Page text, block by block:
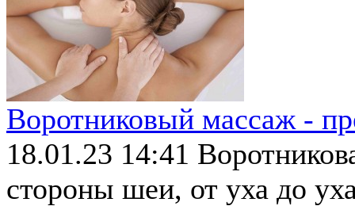
Воротниковый массаж -
18.01.23 14:41
стороны шеи, от уха до